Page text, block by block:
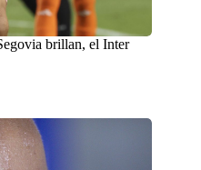
brillan, el Inter